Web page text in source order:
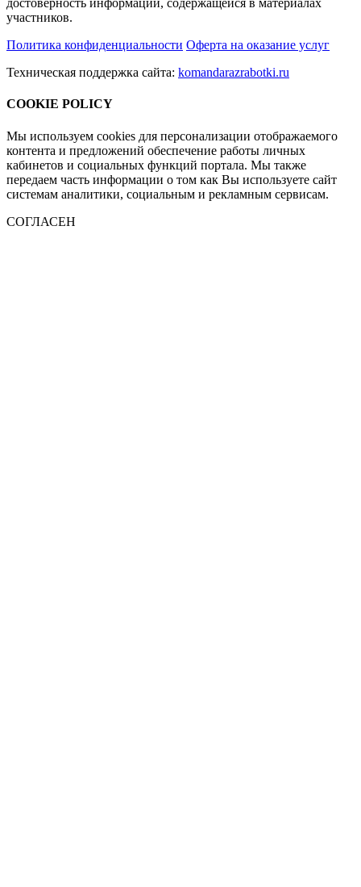
достоверность информации, содержащейся в материалах
участников.
Политика конфиденциальности Оферта на оказание услуг
Техническая поддержка сайта: komandarazrabotki.ru
COOKIE POLICY
Мы используем cookies для персонализации отображаемого
контента и предложений обеспечение работы личных
кабинетов и социальных функций портала. Мы также
передаем часть информации о том как Вы используете сайт
системам аналитики, социальным и рекламным сервисам.
СОГЛАСЕН